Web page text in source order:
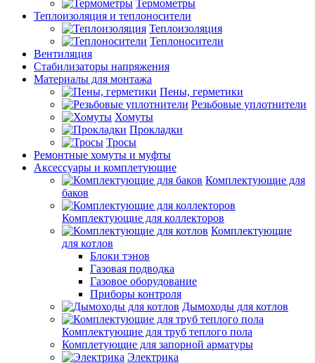
Термометры
Теплоизоляция и теплоносители
Теплоизоляция
Теплоносители
Вентиляция
Стабилизаторы напряжения
Материалы для монтажа
Пены, герметики
Резьбовые уплотнители
Хомуты
Прокладки
Тросы
Ремонтные хомуты и муфты
Аксессуары и комплетующие
Комплектующие для
баков
Комплектующие для коллекторов
Комплектующие
для котлов
Блоки тэнов
Газовая подводка
Газовое оборудование
Приборы контроля
Дымоходы для котлов
Комплектующие для труб теплого пола
Комплетующие для запорной арматуры
Электрика